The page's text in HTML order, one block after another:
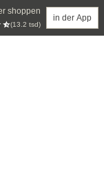
shoppen
(13.2 tsd)
in der App